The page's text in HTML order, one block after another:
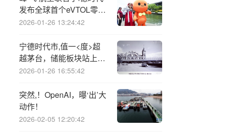
发布全球首个eVTOL零碳
水上机场
2026-01-26 13:24:42
宁德时代市,值一<度>超
越茅台，储能板块站上风
口？
2026-01-26 16:55:42
突然,！OpenAI，曝‘出’大
动作！
2026-02-05 12:20:42